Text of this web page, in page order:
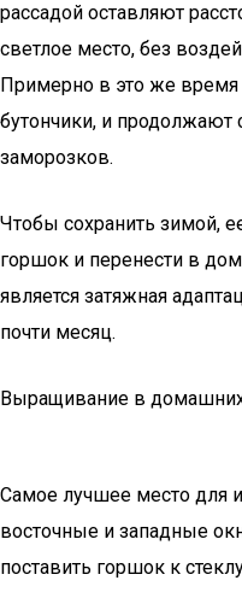
рассадой оставляют
светлое место, без
Примерно в это же время
бутончики, и
заморозков.
Чтобы сохранить зимой,
горшок и перенести в
является затяжная
почти месяц.
Выращивание в
Самое лучшее место для
восточные и западные
поставить горшок к